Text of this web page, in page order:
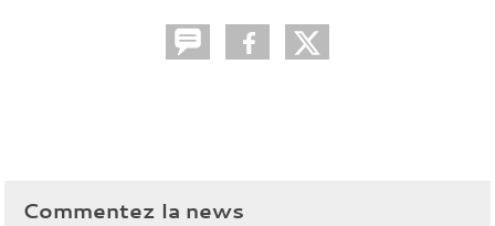
Commentez la news